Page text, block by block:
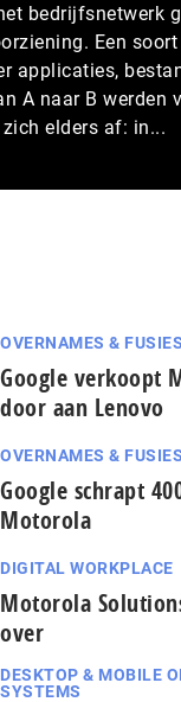
bedrijfsnetwerk
Een
applicaties,
A naar B werden
elders af: in...
OVERNAMES & FUSIES
Google verkoopt
door aan Lenovo
OVERNAMES & FUSIES
Google schrapt
Motorola
DIGITAL WORKPLACE
Motorola
over
DESKTOP & MOBILE
SYSTEMS